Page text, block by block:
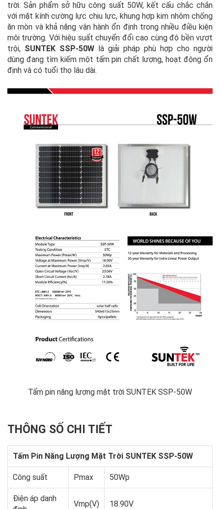
trời. Sản phẩm sở hữu công suất 50W, kết cấu chắc chắn
với mặt kính cường lực chịu lực, khung hợp kim nhôm chống
ăn mòn và khả năng vận hành ổn định trong nhiều điều kiện
môi trường. Với hiệu suất chuyển đổi cao cùng độ bền vượt
trội, SUNTEK SSP-50W là giải pháp phù hợp cho người
dùng đang tìm kiếm một tấm pin chất lượng, hoạt động ổn
định và có tuổi thọ lâu dài.
Tấm pin năng lượng mặt trời SUNTEK SSP-50W
THÔNG SỐ CHI TIẾT
Tấm Pin Năng Lượng Mặt Trời SUNTEK SSP-50W
Công suất Pmax 50Wp
Điện áp danh
Vmp(V) 18.90V